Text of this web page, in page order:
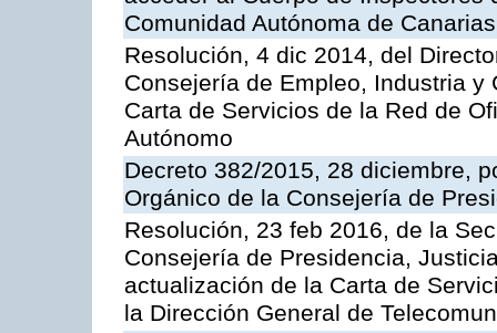
Comunidad Autónoma de Canarias
Resolución, 4 dic 2014, del
Consejería de Empleo, Industria
Carta de Servicios de la Red de
Autónomo
Decreto 382/2015, 28 diciembre,
Orgánico de la Consejería de
Resolución, 23 feb 2016, de la
Consejería de Presidencia,
actualización de la Carta de
la Dirección General de